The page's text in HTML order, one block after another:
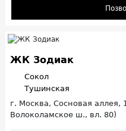
ЖК Зодиак
Сокол
Тушинская
г. Москва, Сосновая аллея,
Волоколамское ш., вл. 80)